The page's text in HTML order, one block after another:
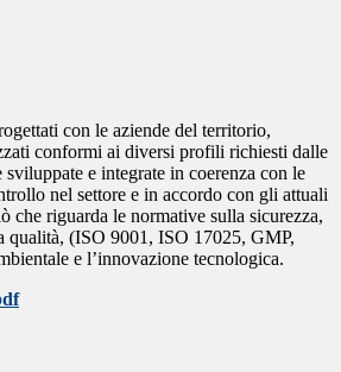
con le aziende del territorio,
conformi ai diversi profili richiesti dalle
sviluppate e integrate in coerenza con le
nel settore e in accordo con gli attuali
che riguarda le normative sulla sicurezza,
qualità, (ISO 9001, ISO 17025, GMP,
e l’innovazione tecnologica.